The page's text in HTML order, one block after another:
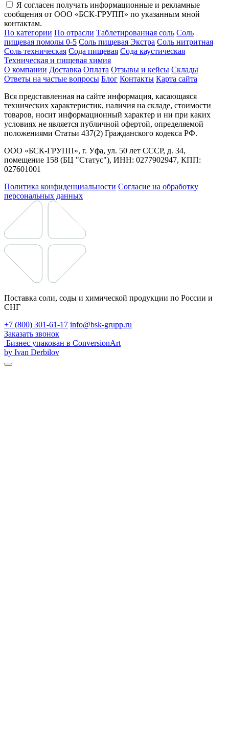
Я согласен получать информационные и рекламные
сообщения от ООО «БСК-ГРУПП» по указанным мной
контактам.
По категории По отрасли Таблетированная соль Соль
пищевая помолы 0-5 Соль пищевая Экстра Соль нитритная
Соль техническая Сода пищевая Сода каустическая
Техническая и пищевая химия
О компании Доставка Оплата Отзывы и кейсы Склады
Ответы на частые вопросы Блог Контакты Карта сайта
Вся представленная на сайте информация, касающаяся
технических характеристик, наличия на складе, стоимости
товаров, носит информационный характер и ни при каких
условиях не является публичной офертой, определяемой
положениями Статьи 437(2) Гражданского кодекса РФ.
ООО «БСК-ГРУПП», г. Уфа, ул. 50 лет СССР, д. 34,
помещение 158 (БЦ "Статус"), ИНН: 0277902947, КПП:
027601001
Политика конфиденциальности Согласие на обработку
персональных данных
Поставка соли, соды и химической продукции по России и
СНГ
+7 (800) 301-61-17 info@bsk-grupp.ru
Заказать звонок
Бизнес упакован в ConversionArt
by Ivan Derbilov